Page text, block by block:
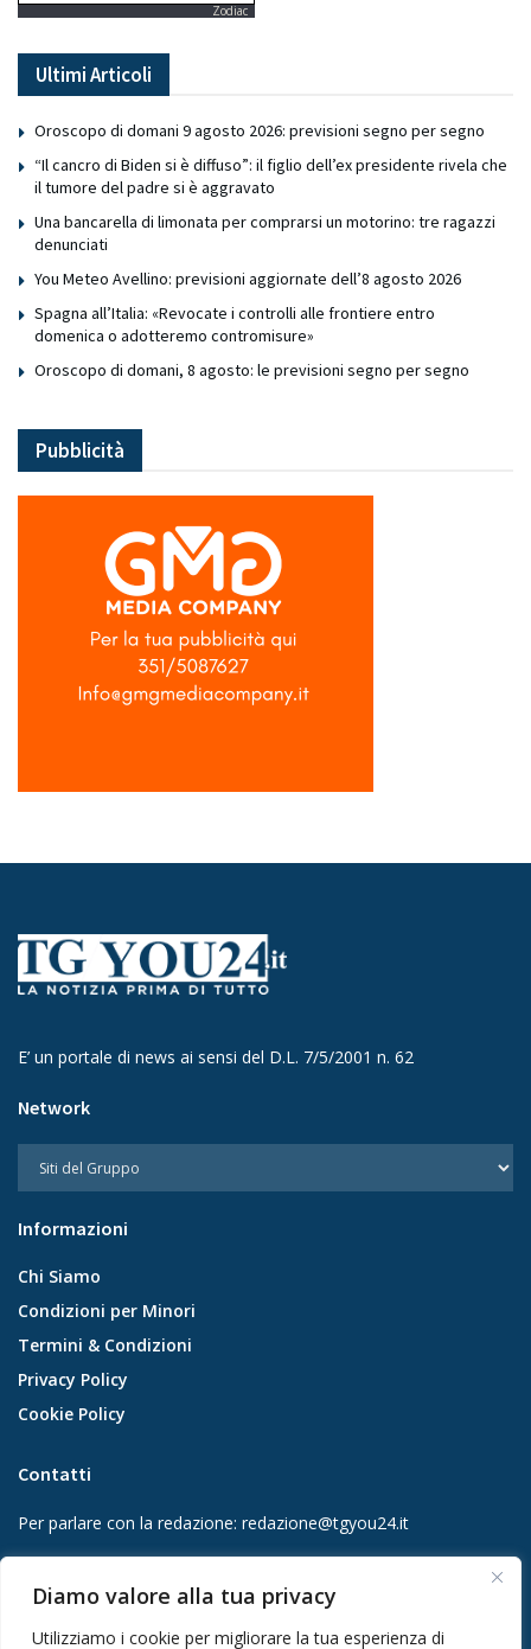
Diamo valore alla tua privacy
Utilizziamo i cookie per migliorare la tua esperienza di
Zodiac
Ultimi Articoli
Oroscopo di domani 9 agosto 2026: previsioni segno per segno
“Il cancro di Biden si è diffuso”: il figlio dell’ex presidente rivela che
il tumore del padre si è aggravato
Una bancarella di limonata per comprarsi un motorino: tre ragazzi
denunciati
You Meteo Avellino: previsioni aggiornate dell’8 agosto 2026
Spagna all’Italia: «Revocate i controlli alle frontiere entro
domenica o adotteremo contromisure»
Oroscopo di domani, 8 agosto: le previsioni segno per segno
Pubblicità
E’ un portale di news ai sensi del D.L. 7/5/2001 n. 62
Network
Informazioni
Chi Siamo
Condizioni per Minori
Termini & Condizioni
Privacy Policy
Cookie Policy
Contatti
Per parlare con la redazione: redazione@tgyou24.it